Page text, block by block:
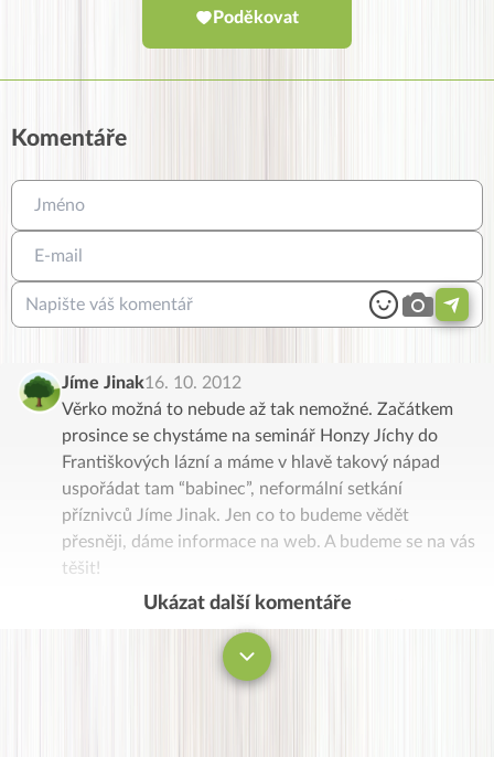
Poděkovat
Komentáře
Jíme Jinak16. 10. 2012
Věrko možná to nebude až tak nemožné. Začátkem
prosince se chystáme na seminář Honzy Jíchy do
Františkových lázní a máme v hlavě takový nápad
uspořádat tam “babinec”, neformální setkání
příznivců Jíme Jinak. Jen co to budeme vědět
přesněji, dáme informace na web. A budeme se na vás
těšit!
Ukázat další komentáře